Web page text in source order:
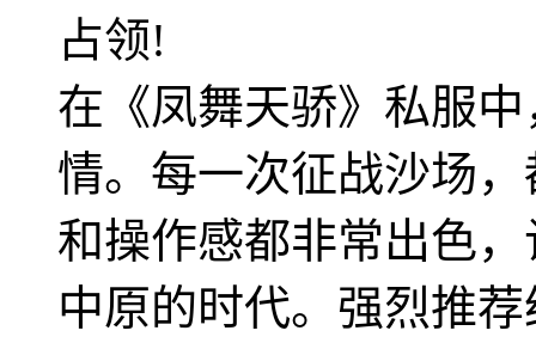
占领!
在《凤舞天骄》私服
情。每一次征战沙场
和操作感都非常出色
中原的时代。强烈推